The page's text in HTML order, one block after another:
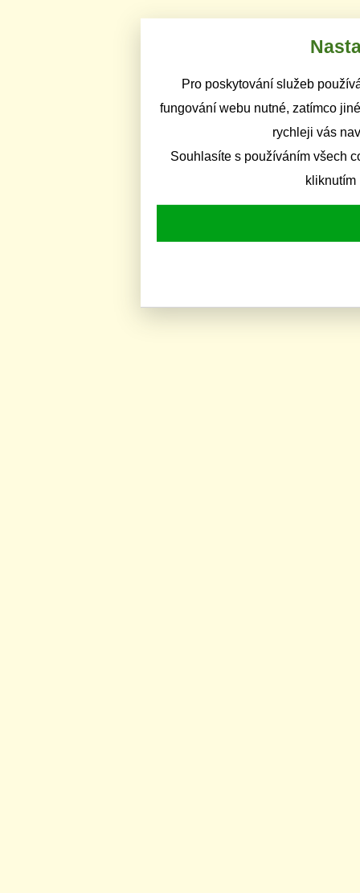
Pro poskytování služeb
fungování webu nutné, zatímco
rychleji vás
Souhlasíte s používáním všech
kliknutím